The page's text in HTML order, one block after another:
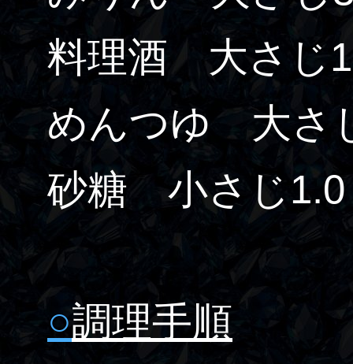
料理酒 大さじ
めんつゆ 大さ
砂糖 小さじ1.0
○調理手順